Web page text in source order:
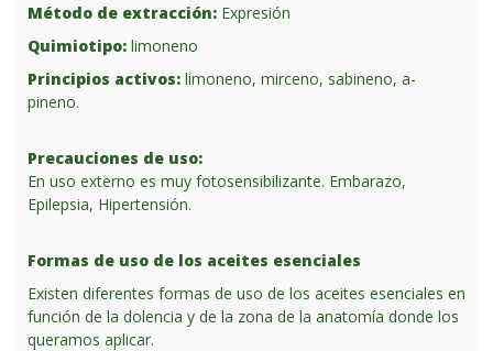
Método de extracción: Expresión
Quimiotipo: limoneno
Principios activos: limoneno, mirceno, sabineno, a-
pineno.
Precauciones de uso:
En uso externo es muy fotosensibilizante. Embarazo,
Epilepsia, Hipertensión.
Formas de uso de los aceites esenciales
Existen diferentes formas de uso de los aceites esenciales en
función de la dolencia y de la zona de la anatomía donde los
queramos aplicar.